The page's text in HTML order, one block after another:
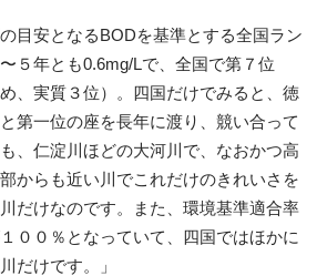
目安となるBODを基準とする全国ラン
５年とも0.6mg/Lで、全国で第７位
、実質３位）。四国だけでみると、徳
第一位の座を長年に渡り、競い合って
、仁淀川ほどの大河川で、なおかつ高
からも近い川でこれだけのきれいさを
だけなのです。また、環境基準適合率
００％となっていて、四国ではほかに
だけです。」